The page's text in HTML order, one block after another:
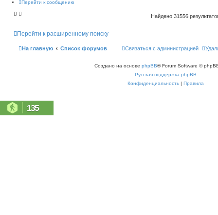
Перейти к сообщению
Найдено 31556
Перейти к расширенному поиску
На главную Список форумов Связаться с администрацией
Создано на основе phpBB® Forum Software ©
Русская поддержка phpBB
Конфиденциальность | Правила
135